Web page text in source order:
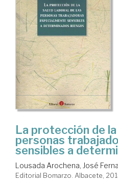
La protección de
personas
sensibles a
Lousada Arochena, José
Editorial Bomarzo. Albacete,